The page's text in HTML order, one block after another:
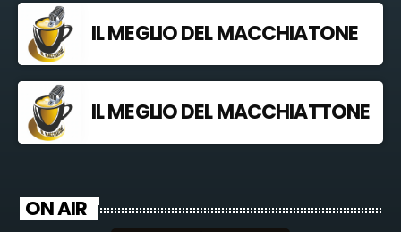
IL MEGLIO DEL MACCHIATONE
IL MEGLIO DEL MACCHIATTONE
ON AIR